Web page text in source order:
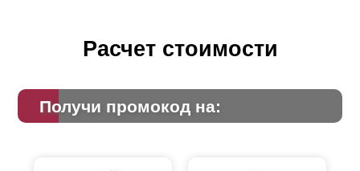
Расчет стоимости
Получи промокод на: